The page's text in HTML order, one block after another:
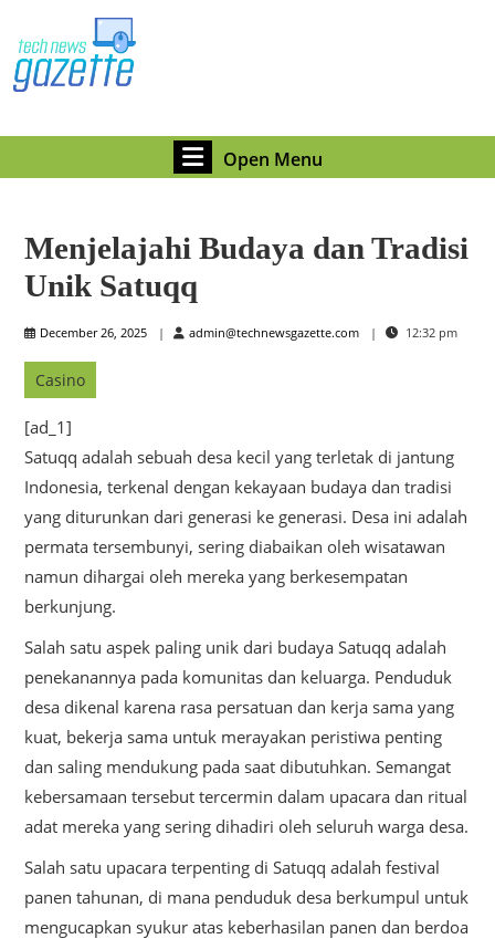
content
Open MenuOpen
Menu
Menjelajahi Budaya dan Tradisi
Unik Satuqq
December 26, 2025Decemberadmin@technewsgazette.com 12:32 pm
Casino
[ad_1]
Satuqq adalah sebuah desa kecil yang terletak di jantung
Indonesia, terkenal dengan kekayaan budaya dan tradisi
yang diturunkan dari generasi ke generasi. Desa ini adalah
permata tersembunyi, sering diabaikan oleh wisatawan
namun dihargai oleh mereka yang berkesempatan
berkunjung.
Salah satu aspek paling unik dari budaya Satuqq adalah
penekanannya pada komunitas dan keluarga. Penduduk
desa dikenal karena rasa persatuan dan kerja sama yang
kuat, bekerja sama untuk merayakan peristiwa penting
dan saling mendukung pada saat dibutuhkan. Semangat
kebersamaan tersebut tercermin dalam upacara dan ritual
adat mereka yang sering dihadiri oleh seluruh warga desa.
Salah satu upacara terpenting di Satuqq adalah festival
panen tahunan, di mana penduduk desa berkumpul untuk
mengucapkan syukur atas keberhasilan panen dan berdoa